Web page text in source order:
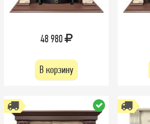
48 980
В корзину